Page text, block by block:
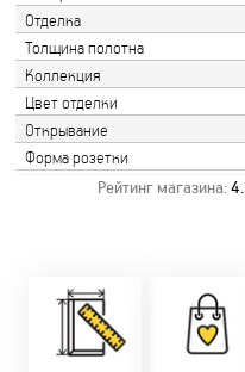
Отделка
Толщина полотна
Коллекция
Цвет отделки
Открывание
Форма розетки
Рейтинг магазина:
Замер бесплатно!
Оперативно!
День-в-день или
на следующий!
заказать по
Скидки:
-новоселам - 2%
-многодетным -
2%